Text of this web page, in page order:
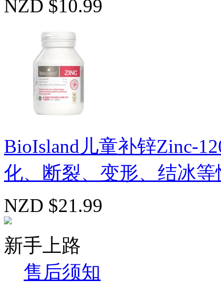
NZD $10.99
BioIsland儿童补锌Zinc-
化、断裂、变形、结冰
NZD $21.99
新手上路
售后须知